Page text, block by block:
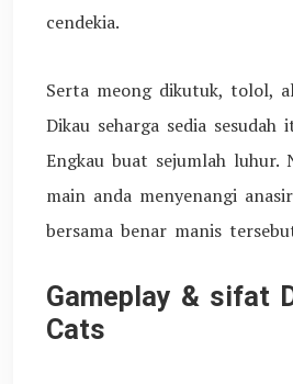
cendekia.
Serta meong dikutuk, tolol,
Dikau seharga sedia sesudah
Engkau buat sejumlah luhur.
main anda menyenangi
bersama benar manis
Gameplay & sifat
Cats